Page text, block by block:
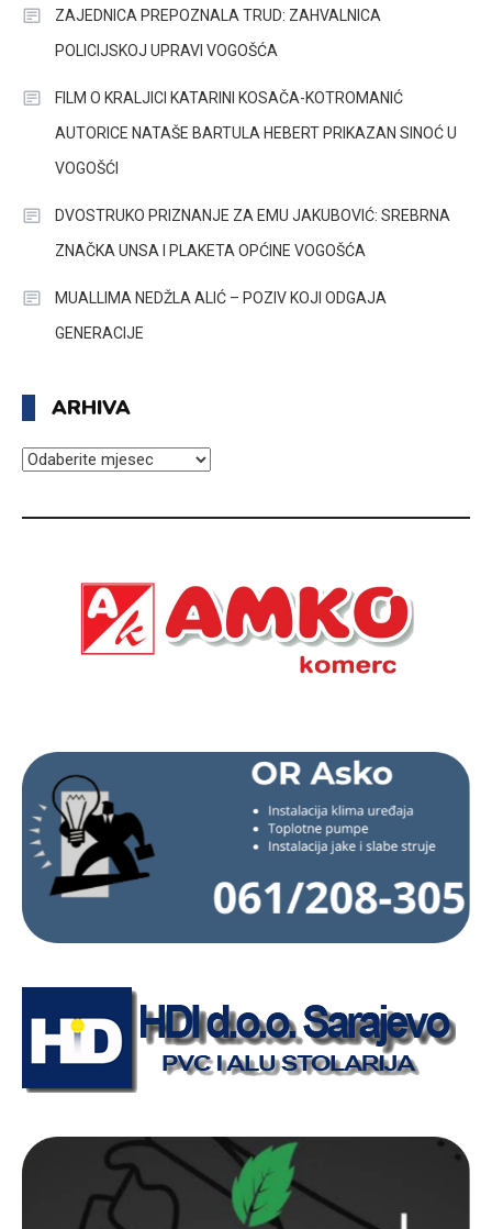
ZAJEDNICA PREPOZNALA TRUD: ZAHVALNICA
POLICIJSKOJ UPRAVI VOGOŠĆA
FILM O KRALJICI KATARINI KOSAČA-KOTROMANIĆ
AUTORICE NATAŠE BARTULA HEBERT PRIKAZAN SINOĆ U
VOGOŠĆI
DVOSTRUKO PRIZNANJE ZA EMU JAKUBOVIĆ: SREBRNA
ZNAČKA UNSA I PLAKETA OPĆINE VOGOŠĆA
MUALLIMA NEDŽLA ALIĆ – POZIV KOJI ODGAJA
GENERACIJE
ARHIVA
ARHIVA